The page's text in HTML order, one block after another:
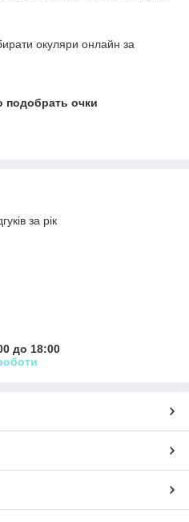
окуляри онлайн за
подобрать очки
за рік
до 18:00